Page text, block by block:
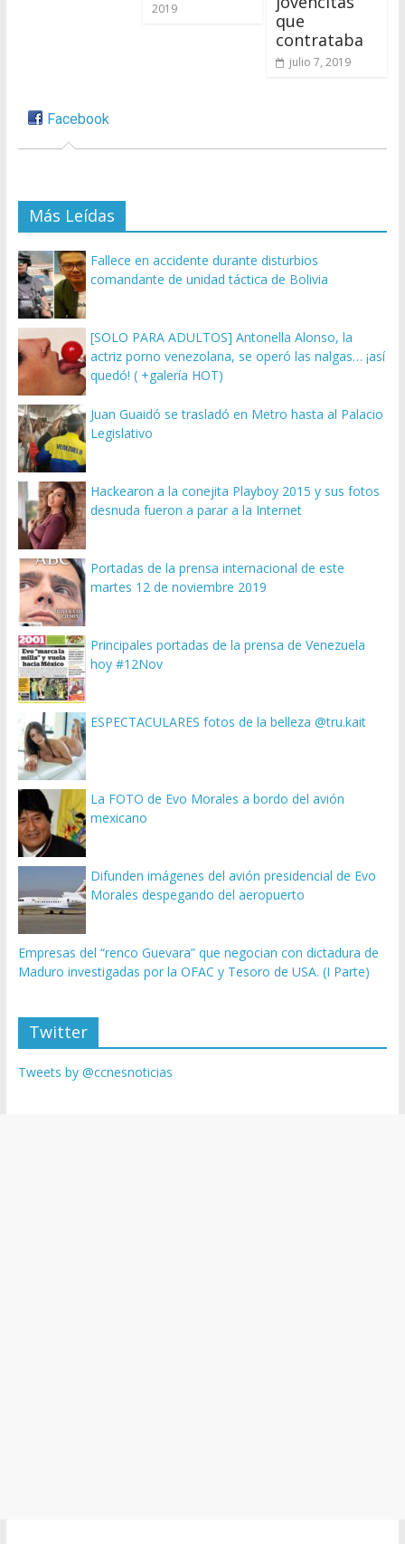
2019
que
contrataba
julio 7, 2019
Facebook
Más Leídas
Fallece en accidente durante disturbios
comandante de unidad táctica de Bolivia
[SOLO PARA ADULTOS] Antonella Alonso, la
actriz porno venezolana, se operó las nalgas… ¡así
quedó! ( +galería HOT)
Juan Guaidó se trasladó en Metro hasta al Palacio
Legislativo
Hackearon a la conejita Playboy 2015 y sus fotos
desnuda fueron a parar a la Internet
Portadas de la prensa internacional de este
martes 12 de noviembre 2019
Principales portadas de la prensa de Venezuela
hoy #12Nov
ESPECTACULARES fotos de la belleza @tru.kait
La FOTO de Evo Morales a bordo del avión
mexicano
Difunden imágenes del avión presidencial de Evo
Morales despegando del aeropuerto
Empresas del “renco Guevara” que negocian con dictadura de
Maduro investigadas por la OFAC y Tesoro de USA. (I Parte)
Twitter
Tweets by @ccnesnoticias